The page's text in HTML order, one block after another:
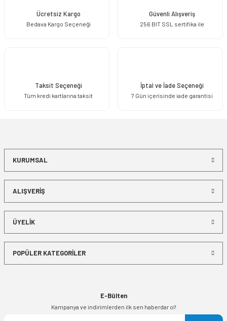
Ücretsiz Kargo
Bedava Kargo Seçeneği
Güvenli Alışveriş
256 BIT SSL sertifika ile
Taksit Seçeneği
Tüm kredi kartlarına taksit
İptal ve İade Seçeneği
7 Gün içerisinde iade garantisi
KURUMSAL
ALIŞVERİŞ
ÜYELİK
POPÜLER KATEGORİLER
E-Bülten
Kampanya ve indirimlerden ilk sen haberdar ol!